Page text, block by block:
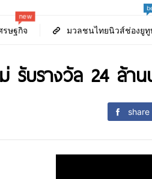
รษฐกิจ
new
มวลชนไทยนิวส์ช่องยูทู
รับรางวัล 24 ล้าน
share